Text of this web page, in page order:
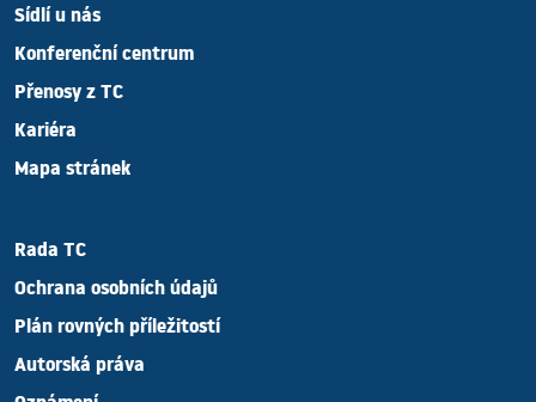
Sídlí u nás
Konferenční centrum
Přenosy z TC
Kariéra
Mapa stránek
Rada TC
Ochrana osobních údajů
Plán rovných příležitostí
Autorská práva